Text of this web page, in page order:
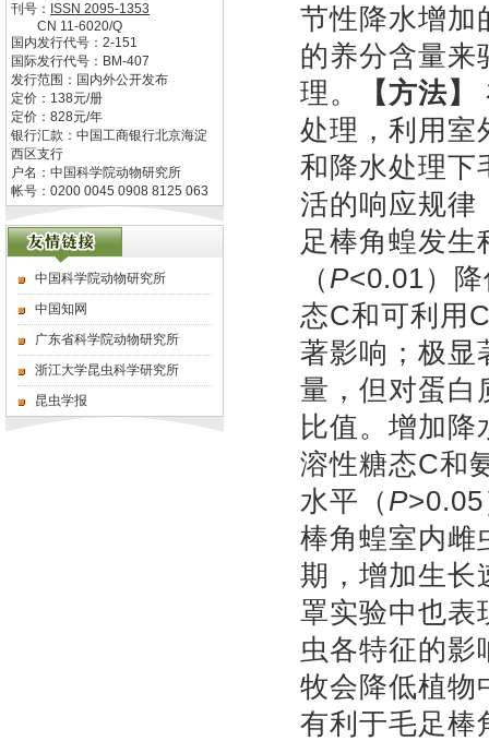
刊号： ISSN 2095-1353
CN 11-6020/Q
国内发行代号： 2-151
国际发行代号： BM-407
发行范围：国内外公开发布
定价： 138元/册
定价： 828元/年
银行汇款：中国工商银行北京海淀
西区支行
户名：中国科学院动物研究所
帐号：0200 0045 0908 8125 063
中国科学院动物研究所
中国知网
广东省科学院动物研究所
浙江大学昆虫科学研究所
昆虫学报
节性降水增加
的养分含量来
理。
【方法】
处理，利用室
和降水处理下
活的响应规律
足棒角蝗发生
（ P<0.01）
态C和可利用
著影响；极显
量，但对蛋白
比值。增加
溶性糖态C和
水平（ P
棒角蝗室内雌
期，增加生长
罩实验中也表
虫各特征的影
牧会降低植物
有利于毛足棒